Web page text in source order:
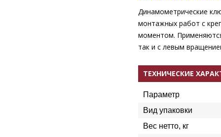
Динамометрические
монтажных работ с
моментом.
так и с левым
ТЕХНИЧЕСКИЕ
Параметр
Вид упаковки
Вес нетто, кг